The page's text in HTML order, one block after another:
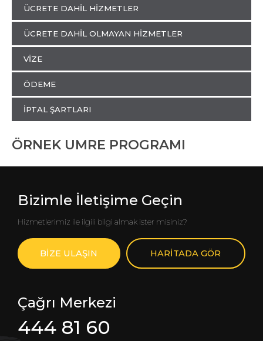
ÜCRETE DAHİL HİZMETLER
ÜCRETE DAHİL OLMAYAN HİZMETLER
VİZE
ÖDEME
İPTAL ŞARTLARI
ÖRNEK UMRE PROGRAMI
Bizimle İletişime Geçin
Hizmetlerimiz ile ilgili bilgi almak ister misiniz?
BİZE ULAŞIN HARİTADA GÖR
Çağrı Merkezi
444 81 60